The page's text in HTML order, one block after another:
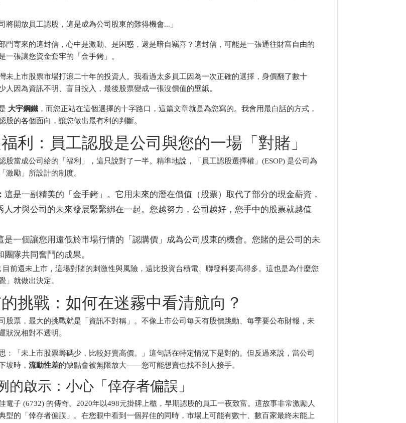
將開放員工認股，這是成為公司股東的難得機會...」
門寄來的這封信，心中是激動、是困惑，還是暗自竊喜？這封信，可能是一張通往財富自由的
一張讓您資金套牢的「金手銬」。
未上市股票市場打滾二十年的投資人。我看過太多員工因為一次正確的選擇，身價翻了數十
人因為資訊不明、盲目投入，最後股票變成一張沒價值的壁紙。
大宇鋼鐵 ，而您正站在這個選擇的十字路口，這篇文章就是為您寫的。我會用最白話的方式，
股的各個面向，讓您做出最有利的判斷。
利：員工認股是公司與您的一場「對賭」
股當成公司給的「福利」，這只說對了一半。精準地說，「員工認股選擇權」(ESOP) 是公司為
激勵」所設計的制度。
這是一副精美的「金手銬」。它用未來的潛在價值（股票）取代了部分的現金薪資，
人才與公司的未來發展緊緊綁在一起。您越努力，公司越好，您手中的股票就越值
是一個讓您用遠低於市場行情的「認購價」成為公司股東的機會。您賭的是公司的未
團隊共同奮鬥的成果。
目前還未上市，這場對賭的刺激性與風險，遠比投資台積電、聯發科要高得多。這也是為什麼您
」就做出決定。
挑戰：如何在迷霧中看清航向？
股票，最大的挑戰就是「資訊不對稱」。不像上市公司每天有股價跳動、每季要公布財報，未
狀況相對不透明。
：「未上市股票籌碼少，比較好賣高價。」這句話在特定情況下是對的。但反過來說，當公司
坡時，流動性差的缺點會被無限放大——您可能想賣也找不到人接手。
的啟示：小心「倖存者偏誤」
電子 (6732) 的傳奇。2020年以498元掛牌上櫃，早期認股的員工一夜致富。這故事非常激勵人
型的「倖存者偏誤」。在您眼中看到一個昇佳的同時，市場上可能有數十、數百家最終未能上